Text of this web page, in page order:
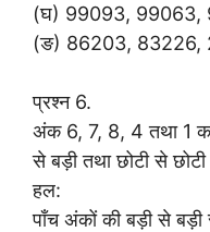
(घ) 99093,
(ङ) 86203, 83226,
प्रश्न 6.
अंक 6, 7, 8, 4 तथा 1
से बड़ी तथा छोटी से
हल:
पाँच अंकों की बड़ी से